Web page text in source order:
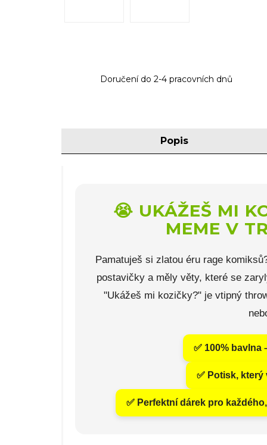
Doručení do 2-4 pracovních dnů
Popis
😭 UKÁŽEŠ MI
MEME V
Pamatuješ si zlatou éru rage
postavičky a měly věty, které se
"Ukážeš mi kozičky?" je vtipný
✅ 100%
✅ Potisk,
✅ Perfektní dárek pro